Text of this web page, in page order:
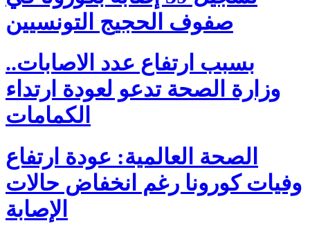
صفوف الحجيج التونسيين
بسبب ارتفاع عدد الاصابات..
وزارة الصحة تدعو لعودة ارتداء
الكمامات
الصحة العالمية: عودة ارتفاع
وفيات كورونا رغم انخفاض حالات
الإصابة